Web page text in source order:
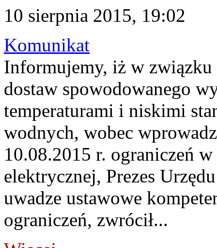
10 sierpnia 2015, 19:02
Komunikat
Informujemy, iż w związku
dostaw spowodowanego
temperaturami i niskimi
wodnych, wobec
10.08.2015 r. ograniczeń
elektrycznej, Prezes
uwadze ustawowe
ograniczeń, zwrócił...